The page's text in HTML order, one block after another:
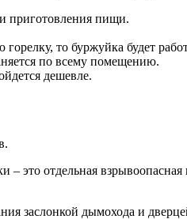
приготовления пищи.
то буржуйка будет
по всему помещению.
дешевле.
это отдельная
заслонкой дымохода и